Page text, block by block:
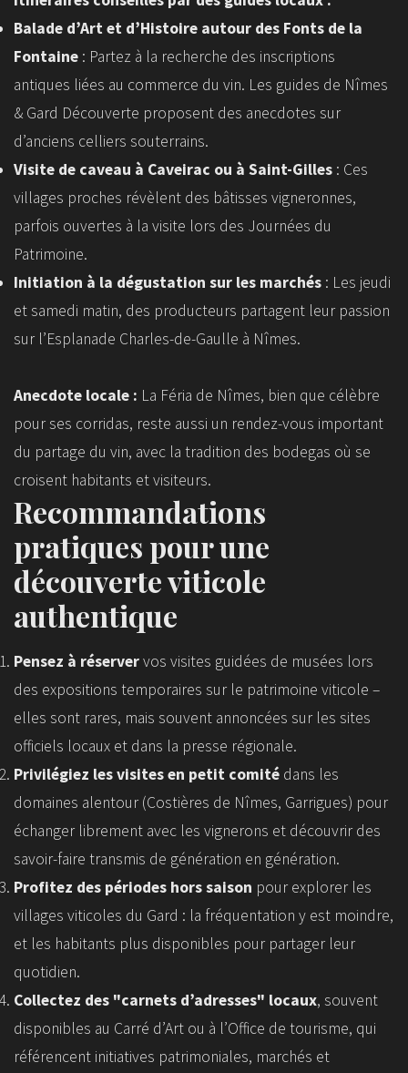
Balade d’Art et d’Histoire autour des Fonts de la
Fontaine : Partez à la recherche des inscriptions
antiques liées au commerce du vin. Les guides de Nîmes
& Gard Découverte proposent des anecdotes sur
d’anciens celliers souterrains.
Visite de caveau à Caveirac ou à Saint-Gilles : Ces
villages proches révèlent des bâtisses vigneronnes,
parfois ouvertes à la visite lors des Journées du
Patrimoine.
Initiation à la dégustation sur les marchés : Les jeudi
et samedi matin, des producteurs partagent leur passion
sur l’Esplanade Charles-de-Gaulle à Nîmes.
Anecdote locale : La Féria de Nîmes, bien que célèbre
pour ses corridas, reste aussi un rendez-vous important
du partage du vin, avec la tradition des bodegas où se
croisent habitants et visiteurs.
Recommandations
pratiques pour une
découverte viticole
authentique
Pensez à réservervos visites guidées de musées lors
des expositions temporaires sur le patrimoine viticole –
elles sont rares, mais souvent annoncées sur les sites
officiels locaux et dans la presse régionale.
Privilégiez les visites en petit comité dans les
domaines alentour (Costières de Nîmes, Garrigues) pour
échanger librement avec les vignerons et découvrir des
savoir-faire transmis de génération en génération.
Profitez des périodes hors saison pour explorer les
villages viticoles du Gard : la fréquentation y est moindre,
et les habitants plus disponibles pour partager leur
quotidien.
Collectez des "carnets d’adresses" locaux, souvent
disponibles au Carré d’Art ou à l’Office de tourisme, qui
référencent initiatives patrimoniales, marchés et